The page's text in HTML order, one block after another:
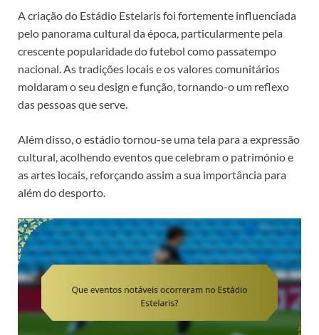
A criação do Estádio Estelaris foi fortemente influenciada
pelo panorama cultural da época, particularmente pela
crescente popularidade do futebol como passatempo
nacional. As tradições locais e os valores comunitários
moldaram o seu design e função, tornando-o um reflexo
das pessoas que serve.
Além disso, o estádio tornou-se uma tela para a expressão
cultural, acolhendo eventos que celebram o património e
as artes locais, reforçando assim a sua importância para
além do desporto.